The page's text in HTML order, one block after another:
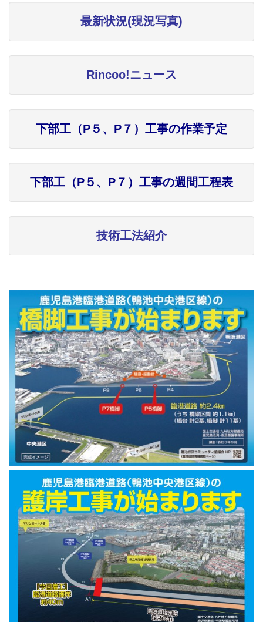
最新状況(現況写真)
Rincoo!ニュース
下部工（P５、P７）工事の作業予定
下部工（P５、P７）工事の週間工程表
技術工法紹介